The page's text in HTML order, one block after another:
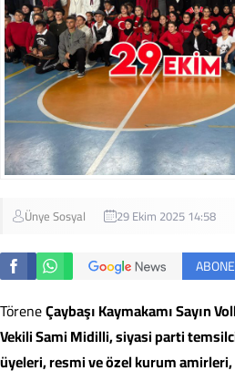
Ünye Sosyal 29 Ekim 2025 14:58
TöreneÇaybaşı Kaymakamı Sayın
Vekili Sami Midilli, siyasi parti
üyeleri, resmi ve özel kurum